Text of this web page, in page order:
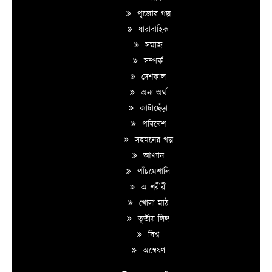
পুজোর গল্প
ধারাবাহিক
সমাজ
সম্পর্ক
দেশকাল
অন্য অর্থ
কাটাছেঁড়া
পরিবেশ
সহমনের গল্প
আখ্যান
পাঁচমেশালি
অ-শরীরী
খোলা মাঠ
তৃতীয় লিঙ্গ
বিশ্ব
অন্বেষণ